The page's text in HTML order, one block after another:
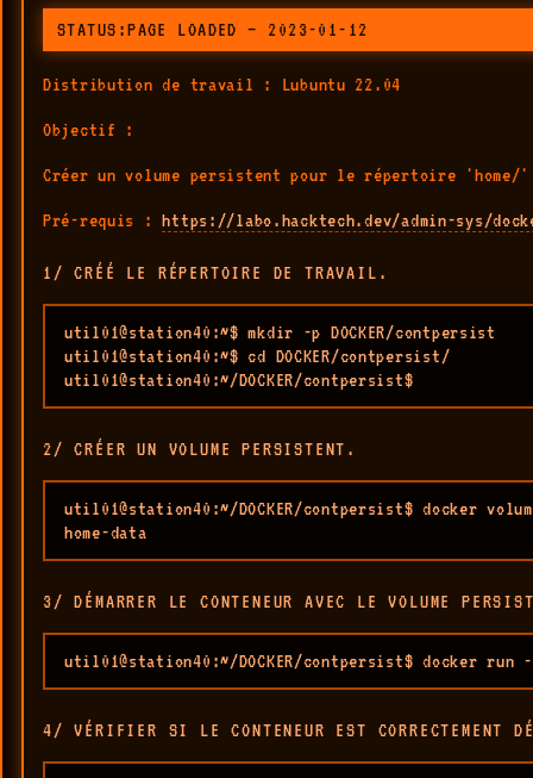
STATUS:PAGE LOADED — 2023-01-12
Distribution de travail : Lubuntu 22.04
Objectif :
Créer un volume persistent pour le répertoire
Pré-requis :https://labo.hacktech.dev/admin-sys/
1/ CRÉÉ LE RÉPERTOIRE DE TRAVAIL.
util01@station40:~$ mkdir -p DOCKER/contpersist
util01@station40:~$ cd DOCKER/contpersist/
util01@station40:~/DOCKER/contpersist$
2/ CRÉER UN VOLUME PERSISTENT.
util01@station40:~/DOCKER/contpersist$ docker
home-data
3/ DÉMARRER LE CONTENEUR AVEC LE VOLUME
util01@station40:~/DOCKER/contpersist$ docker
4/ VÉRIFIER SI LE CONTENEUR EST CORRECTEMENT